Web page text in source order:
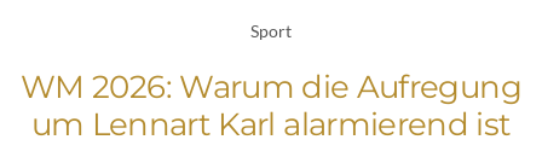
Sport
WM 2026: Warum die Aufregung
um Lennart Karl alarmierend ist